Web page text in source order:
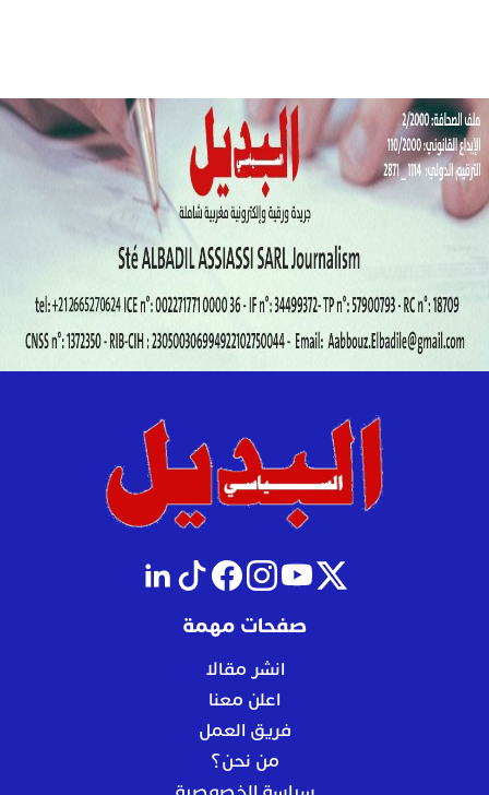
صفحات مهمة
انشر مقالا
اعلن معنا
فريق العمل
من نحن؟